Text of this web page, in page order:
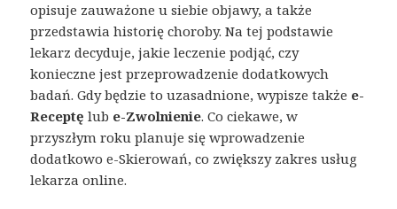
opisuje zauważone u siebie objawy, a także
przedstawia historię choroby. Na tej podstawie
lekarz decyduje, jakie leczenie podjąć, czy
konieczne jest przeprowadzenie dodatkowych
badań. Gdy będzie to uzasadnione, wypisze także e-
Receptę lub e-Zwolnienie. Co ciekawe, w
przyszłym roku planuje się wprowadzenie
dodatkowo e-Skierowań, co zwiększy zakres usług
lekarza online.